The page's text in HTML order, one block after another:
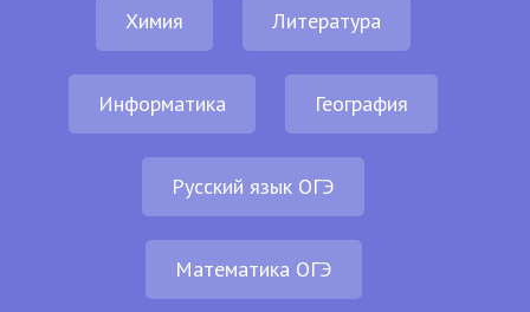
Химия Литература
Информатика География
Русский язык ОГЭ
Математика ОГЭ